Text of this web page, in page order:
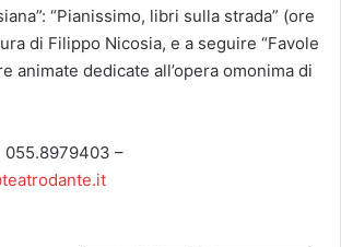
“Pianissimo, libri sulla strada” (ore
di Filippo Nicosia, e a seguire “Favole
animate dedicate all’opera omonima di
055.8979403 –